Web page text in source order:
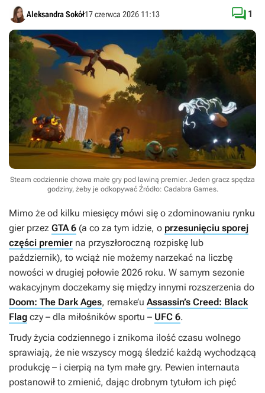
Aleksandra Sokół17 czerwca 2026 11:13  1
Steam codziennie chowa małe gry pod lawiną premier. Jeden gracz spędza
godziny, żeby je odkopywać Źródło: Cadabra Games.
Mimo że od kilku miesięcy mówi się o zdominowaniu rynku
gier przez GTA 6 (a co za tym idzie, o przesunięciu sporej
części premier na przyszłoroczną rozpiskę lub
październik), to wciąż nie możemy narzekać na liczbę
nowości w drugiej połowie 2026 roku. W samym sezonie
wakacyjnym doczekamy się między innymi rozszerzenia do
Doom: The Dark Ages, remake’u Assassin’s Creed: Black
Flag czy – dla miłośników sportu – UFC 6.
Trudy życia codziennego i znikoma ilość czasu wolnego
sprawiają, że nie wszyscy mogą śledzić każdą wychodzącą
produkcję – i cierpią na tym małe gry. Pewien internauta
postanowił to zmienić, dając drobnym tytułom ich pięć